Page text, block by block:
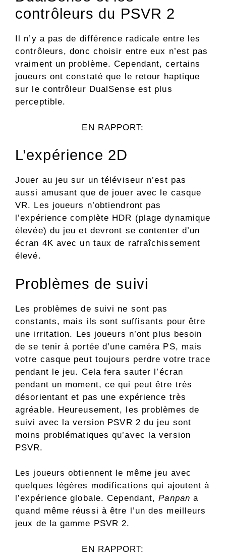
contrôleurs du PSVR 2
Il n’y a pas de différence radicale entre les
contrôleurs, donc choisir entre eux n’est pas
vraiment un problème. Cependant, certains
joueurs ont constaté que le retour haptique
sur le contrôleur DualSense est plus
perceptible.
EN RAPPORT:
L’expérience 2D
Jouer au jeu sur un téléviseur n’est pas
aussi amusant que de jouer avec le casque
VR. Les joueurs n’obtiendront pas
l’expérience complète HDR (plage dynamique
élevée) du jeu et devront se contenter d’un
écran 4K avec un taux de rafraîchissement
élevé.
Problèmes de suivi
Les problèmes de suivi ne sont pas
constants, mais ils sont suffisants pour être
une irritation. Les joueurs n’ont plus besoin
de se tenir à portée d’une caméra PS, mais
votre casque peut toujours perdre votre trace
pendant le jeu. Cela fera sauter l’écran
pendant un moment, ce qui peut être très
désorientant et pas une expérience très
agréable. Heureusement, les problèmes de
suivi avec la version PSVR 2 du jeu sont
moins problématiques qu’avec la version
PSVR.
Les joueurs obtiennent le même jeu avec
quelques légères modifications qui ajoutent à
l’expérience globale. Cependant,Panpan a
quand même réussi à être l’un des meilleurs
jeux de la gamme PSVR 2.
EN RAPPORT: